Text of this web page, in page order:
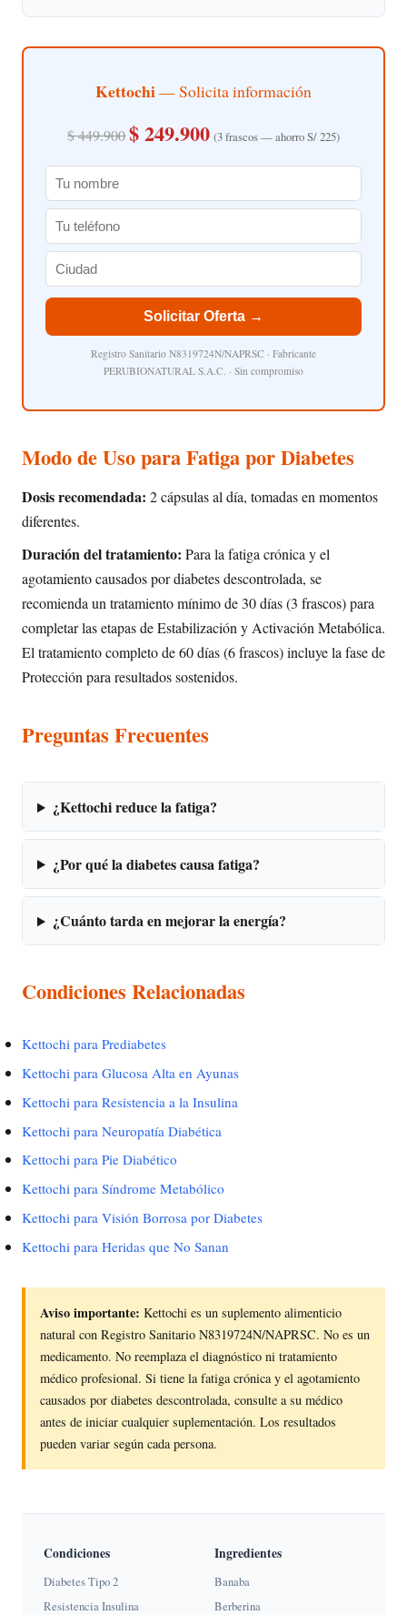
Kettochi— Solicita información
$ 449.900$ 249.900 (3 frascos — ahorro S/ 225)
Solicitar Oferta →
Registro Sanitario N8319724N/NAPRSC · Fabricante
PERUBIONATURAL S.A.C. · Sin compromiso
Modo de Uso para Fatiga por Diabetes
Dosis recomendada: 2 cápsulas al día, tomadas en momentos
diferentes.
Duración del tratamiento: Para la fatiga crónica y el
agotamiento causados por diabetes descontrolada, se
recomienda un tratamiento mínimo de 30 días (3 frascos) para
completar las etapas de Estabilización y Activación Metabólica.
El tratamiento completo de 60 días (6 frascos) incluye la fase de
Protección para resultados sostenidos.
Preguntas Frecuentes
¿Kettochi reduce la fatiga?
¿Por qué la diabetes causa fatiga?
¿Cuánto tarda en mejorar la energía?
Condiciones Relacionadas
Kettochi para Prediabetes
Kettochi para Glucosa Alta en Ayunas
Kettochi para Resistencia a la Insulina
Kettochi para Neuropatía Diabética
Kettochi para Pie Diabético
Kettochi para Síndrome Metabólico
Kettochi para Visión Borrosa por Diabetes
Kettochi para Heridas que No Sanan
Aviso importante: Kettochi es un suplemento alimenticio
natural con Registro Sanitario N8319724N/NAPRSC. No es un
medicamento. No reemplaza el diagnóstico ni tratamiento
médico profesional. Si tiene la fatiga crónica y el agotamiento
causados por diabetes descontrolada, consulte a su médico
antes de iniciar cualquier suplementación. Los resultados
pueden variar según cada persona.
Condiciones
Diabetes Tipo 2
Resistencia Insulina
Ingredientes
Banaba
Berberina